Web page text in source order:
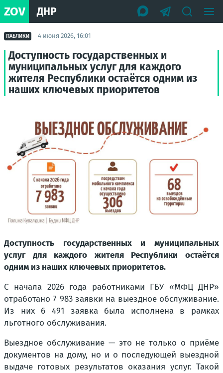
ZOV ДНР
ПАБЛИКИ 4 июня 2026, 16:01
Доступность государственных и
муниципальных услуг для каждого
жителя Республики остаётся одним из
наших ключевых приоритетов
Доступность государственных и муниципальных
услуг для каждого жителя Республики остаётся
одним из наших ключевых приоритетов.
С начала 2026 года работниками ГБУ «МФЦ ДНР»
отработано 7 983 заявки на выездное обслуживание.
Из них 6 491 заявка была исполнена в рамках
льготного обслуживания.
Выездное обслуживание — это не только о приёме
документов на дому, но и о последующей выездной
выдаче готовых результатов оказания услуг. Такой